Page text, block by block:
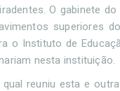
O gabinete
superiores
o Instituto de
nesta instituição.
reuniu esta e